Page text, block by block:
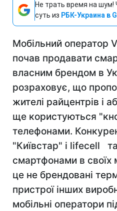
Не трать время на шум!
суть из РБК-Украина в
Мобільний оператор
почав продавати
власним брендом в
розраховує, що
жителі райцентрів і
ще користуються
телефонами.
"Київстар" і lifecell
смартфонами в своїх
це не брендовані
пристрої інших
мобільні оператори